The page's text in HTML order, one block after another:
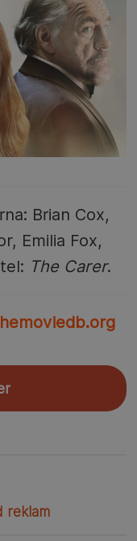
Brian Cox,
Emilia Fox,
The Carer.
reklam